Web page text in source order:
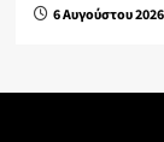
6 Αυγούστου 2026